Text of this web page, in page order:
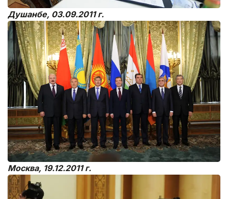
Душанбе, 03.09.2011 г.
Москва, 19.12.2011 г.